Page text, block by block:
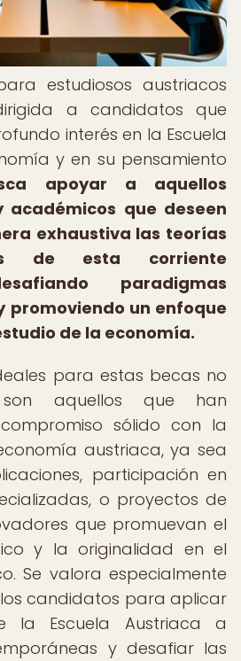
estudiosos austriacos
a candidatos que
interés en la Escuela
y en su pensamiento
apoyar a aquellos
académicos que deseen
exhaustiva las teorías
de esta corriente
paradigmas
promoviendo un enfoque
de la economía.
para estas becas no
son aquellos que han
sólido con la
austriaca, ya sea
participación en
o proyectos de
que promuevan el
y la originalidad en el
Se valora especialmente
candidatos para aplicar
la Escuela Austriaca a
y desafiar las